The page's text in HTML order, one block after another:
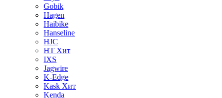
Gobik
Hagen
Haibike
Hanseline
HJC
HT Хит
IXS
Jagwire
K-Edge
Kask Хит
Kenda